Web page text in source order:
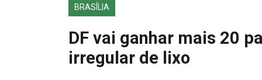
BRASÍLIA
DF vai ganhar mais 20
irregular de lixo